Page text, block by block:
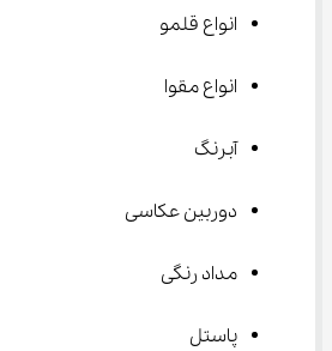
انواع قلمو
انواع مقوا
آبرنگ
دوربین عکاسی
مداد رنگی
پاستل